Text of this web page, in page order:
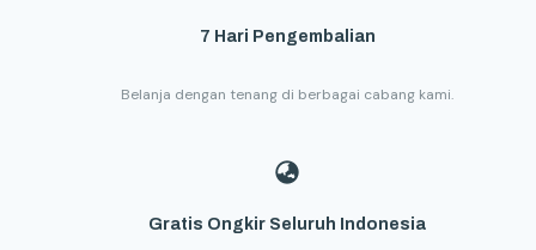
7 Hari Pengembalian
Belanja dengan tenang di berbagai cabang kami.
Gratis Ongkir Seluruh Indonesia